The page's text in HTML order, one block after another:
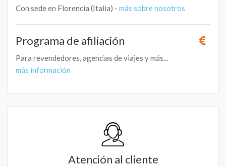
Con sede en Florencia (Italia) - más sobre nosotros
Programa de afiliación
Para revendedores, agencias de viajes y más...
más información
Atención al cliente